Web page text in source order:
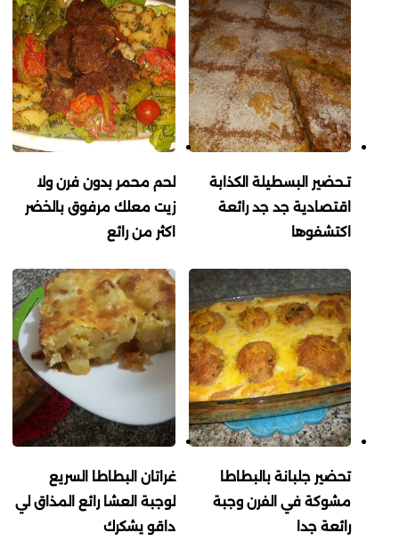
تـحضير البسطيلة الكذابة
اقتصادية جد جد رائعة
اكتشفوها
لحم محمر بدون فرن ولا
زيت معلك مرفوق بالخضر
اكثر من رائع
تحضير جلبانة بالبطاطا
مشوكة في الفرن وجبة
رائعة جدا
غراتان البطاطا السريع
لوجبة العشا رائع المذاق لي
داقو يشكرك